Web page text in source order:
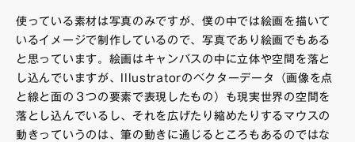
使っている素材は写真のみですが、僕の中では絵画を描いて
いるイメージで制作しているので、写真であり絵画でもある
と思っています。絵画はキャンバスの中に立体や空間を落と
し込んでいますが、Illustratorのベクターデータ（画像を点
と線と面の３つの要素で表現したもの）も現実世界の空間を
落とし込んでいるし、それを広げたり縮めたりするマウスの
動きっていうのは、筆の動きに通じるところもあるのではな